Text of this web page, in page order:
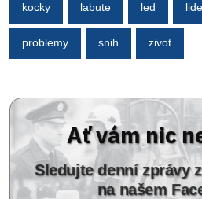
kocky labute led lide
problemy snih zivot
Ať vám nic
Sledujte denní zprávy
na našem